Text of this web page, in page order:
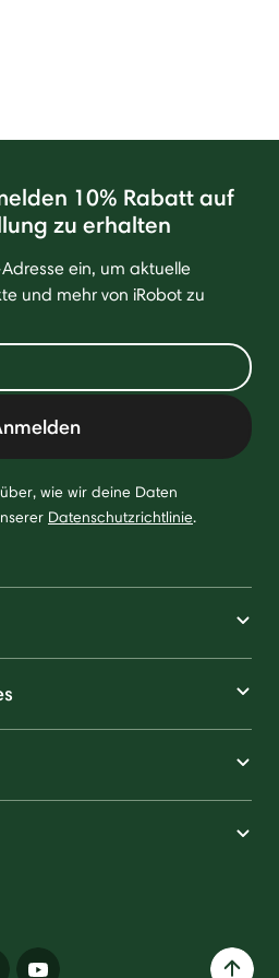
10% Rabatt auf
zu erhalten
ein, um aktuelle
und mehr von iRobot zu
wie wir deine Daten
Datenschutzrichtlinie.